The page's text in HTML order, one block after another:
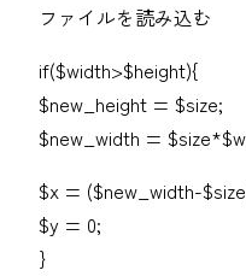
ファイルを読み込む
if($width>$height){
$new_height = $size;
$new_width =
$x = ($new_width-
$y = 0;
}